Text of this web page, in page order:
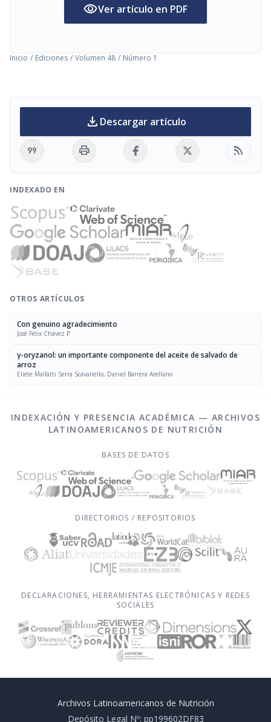
visibilityVer artículo en PDF
Inicio / Ediciones / Volumen 48 / Número 1
download Descargar artículo
format_quote print rss_feed
INDEXADO EN
OTROS ARTÍCULOS
Con genuino agradecimiento
José Félix Chávez P
γ-oryzanol: un importante componente del aceite de salvado de
arroz
Eliete Malfatti Serra Scavariello, Daniel Barrera Arellano
INDEXACIÓN Y PRESENCIA ACADÉMICA — ARCHIVOS
LATINOAMERICANOS DE NUTRICIÓN
BASES DE DATOS
DIRECTORIOS / REPOSITORIOS
DECLARACIONES, HERRAMIENTAS ELECTRÓNICAS Y REDES
SOCIALES
Archivos Latinoamericanos de Nutrición
Depósito Legal Nº: pp199602DF83